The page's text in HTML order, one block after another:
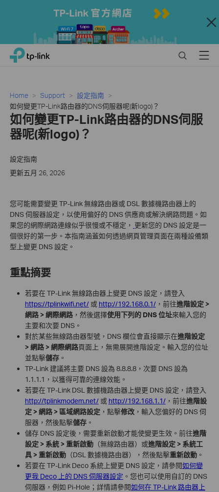
Close
Click
navigation
bar
TP-Link, Reliably Smart SearchMenu
Home Support
設定指南
如何變更TP-Link路由器的DNS伺服器呢(新logo)？
如何變更TP-Link路由器的DNS伺服
器呢(新logo)？
設定指南
更新五月 26, 2026
您可能需要變更 TP-Link 無線路由器或 DSL 數據機路由器上的
DNS 伺服器設定，以使用偏好的 DNS 供應商或解決網路問題。如
果您的網際網路連線似乎很慢或不穩定， 更新您的 DNS 設定是一
個很好的第一步。本指南涵蓋如何透過網頁管理頁面在兩種設備類
型上變更 DNS 設定。
重點摘要
若要在 TP-Link 無線路由器上變更 DNS 設定，請登入
https://tplinkwifi.net/或 http://192.168.0.1/，前往進階設定 >
網路 > 網際網路，然後選擇使用下列的 DNS 位址來輸入您的
主要和次要 DNS。
對於某些無線路由器型號，DNS 欄位會直接顯示在進階設定
> 網路 > 網際網路頁面上，無需展開進階設定。輸入您的位址
並點擊儲存。
TP-Link 建議將主要 DNS 設為 8.8.8.8，次要 DNS 設為
1.1.1.1，以獲得可靠的連線效能。
若要在 TP-Link DSL 數據機路由器上變更 DNS 設定，請登入
http://tplinkmodem.net/或 http://192.168.1.1/，前往進階設
定 > 網路 > 區域網路設定，點擊修改，輸入您偏好的 DNS 伺
服器，然後點擊儲存。
儲存 DNS 設定後，需要重新啟動才能使變更生效。前往進階
設定 > 系統 > 重新啟動（無線路由器）或進階設定 > 系統工
具 > 重新啟動（DSL 數據機路由器），然後點擊重新啟動。
若要在 TP-Link Deco 系統上變更 DNS 設定，請參閱如何變
更我 Deco 上的 DNS 伺服器設定 。您也可以使用自訂的 DNS
伺服器，例如 Pi-Hole；詳情請參閱如何在 TP-Link 路由器上